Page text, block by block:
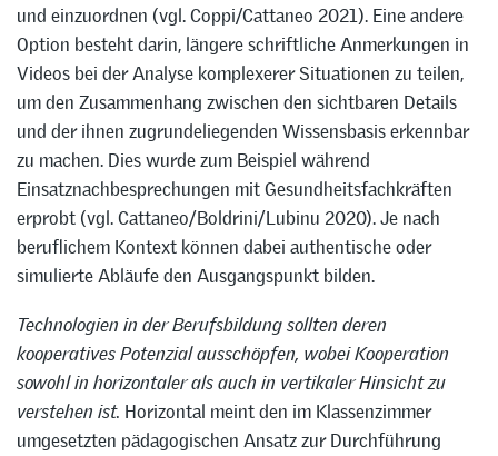
und einzuordnen (vgl. Coppi/Cattaneo 2021). Eine andere
Option besteht darin, längere schriftliche Anmerkungen in
Videos bei der Analyse komplexerer Situationen zu teilen,
um den Zusammenhang zwischen den sichtbaren Details
und der ihnen zugrundeliegenden Wissensbasis erkennbar
zu machen. Dies wurde zum Beispiel während
Einsatznachbesprechungen mit Gesundheitsfachkräften
erprobt (vgl. Cattaneo/Boldrini/Lubinu 2020). Je nach
beruflichem Kontext können dabei authentische oder
simulierte Abläufe den Ausgangspunkt bilden.
Technologien in der Berufsbildung sollten deren
kooperatives Potenzial ausschöpfen, wobei Kooperation
sowohl in horizontaler als auch in vertikaler Hinsicht zu
verstehen ist. Horizontal meint den im Klassenzimmer
umgesetzten pädagogischen Ansatz zur Durchführung